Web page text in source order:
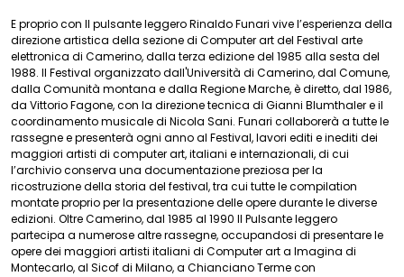
E proprio con Il pulsante leggero Rinaldo Funari vive l’esperienza della
direzione artistica della sezione di Computer art del Festival arte
elettronica di Camerino, dalla terza edizione del 1985 alla sesta del
1988. Il Festival organizzato dall'Università di Camerino, dal Comune,
dalla Comunità montana e dalla Regione Marche, è diretto, dal 1986,
da Vittorio Fagone, con la direzione tecnica di Gianni Blumthaler e il
coordinamento musicale di Nicola Sani. Funari collaborerà a tutte le
rassegne e presenterà ogni anno al Festival, lavori editi e inediti dei
maggiori artisti di computer art, italiani e internazionali, di cui
l’archivio conserva una documentazione preziosa per la
ricostruzione della storia del festival, tra cui tutte le compilation
montate proprio per la presentazione delle opere durante le diverse
edizioni. Oltre Camerino, dal 1985 al 1990 Il Pulsante leggero
partecipa a numerose altre rassegne, occupandosi di presentare le
opere dei maggiori artisti italiani di Computer art a Imagina di
Montecarlo, al Sicof di Milano, a Chianciano Terme con